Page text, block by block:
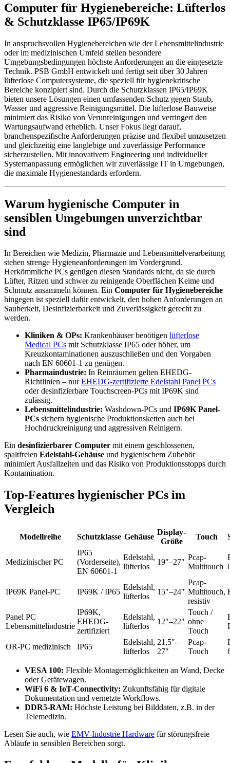
Computer für Hygienebereiche: Lüfterlos
& Schutzklasse IP65/IP69K
In anspruchsvollen Hygienebereichen wie der Lebensmittelindustrie
oder im medizinischen Umfeld stellen besondere
Umgebungsbedingungen höchste Anforderungen an die eingesetzte
Technik. PSB GmbH entwickelt und fertigt seit über 30 Jahren
lüfterlose Computersysteme, die speziell für hygienekritische
Bereiche konzipiert sind. Durch die Schutzklassen IP65/IP69K
bieten unsere Lösungen einen umfassenden Schutz gegen Staub,
Wasser und aggressive Reinigungsmittel. Die lüfterlose Bauweise
minimiert das Risiko von Verunreinigungen und verringert den
Wartungsaufwand erheblich. Unser Fokus liegt darauf,
branchenspezifische Anforderungen präzise und flexibel umzusetzen
und gleichzeitig eine langlebige und zuverlässige Performance
sicherzustellen. Mit innovativem Engineering und individueller
Systemanpassung ermöglichen wir zuverlässige IT in Umgebungen,
die maximale Hygienestandards erfordern.
Warum hygienische Computer in
sensiblen Umgebungen unverzichtbar
sind
In Bereichen wie Medizin, Pharmazie und Lebensmittelverarbeitung
stehen strenge Hygieneanforderungen im Vordergrund.
Herkömmliche PCs genügen diesen Standards nicht, da sie durch
Lüfter, Ritzen und schwer zu reinigende Oberflächen Keime und
Schmutz ansammeln können. Ein Computer für Hygienebereiche
hingegen ist speziell dafür entwickelt, den hohen Anforderungen an
Sauberkeit, Desinfizierbarkeit und Zuverlässigkeit gerecht zu
werden.
Kliniken & OPs: Krankenhäuser benötigen lüfterlose
Medical PCs mit Schutzklasse IP65 oder höher, um
Kreuzkontaminationen auszuschließen und den Vorgaben
nach EN 60601-1 zu genügen.
Pharmaindustrie: In Reinräumen gelten EHEDG-
Richtlinien – nurEHEDG-zertifizierte Edelstahl Panel PCs
oder desinfizierbare Touchscreen-PCs mit IP69K sind
zulässig.
Lebensmittelindustrie: Washdown-PCs und IP69K Panel-
PCs sichern hygienische Produktionsketten auch bei
Hochdruckreinigung und aggressiven Reinigern.
Ein desinfizierbarer Computer mit einem geschlossenen,
spaltfreien Edelstahl-Gehäuse und hygienischem Zubehör
minimiert Ausfallzeiten und das Risiko von Produktionsstopps durch
Kontamination.
Top-Features hygienischer PCs im
Vergleich
Modellreihe Schutzklasse Gehäuse
Display-
Größe
Touch
Medizinischer PC
IP65
(Vorderseite),
EN 60601-1
Edelstahl,
lüfterlos
19″–27″
Pcap-
Multitouch
IP69K Panel-PC IP69K / IP65
Edelstahl,
lüfterlos
15″–24″
Pcap-
Multitouch,
resistiv
Panel PC
Lebensmittelindustrie
IP69K,
EHEDG-
zertifiziert
Edelstahl,
lüfterlos
12″–22″
Touch /
ohne
Touch
OR-PC medizinisch IP65
Edelstahl,
lüfterlos
21,5″–
27″
Pcap-
Touch
VESA 100: Flexible Montagemöglichkeiten an Wand, Decke
oder Gerätewagen.
WiFi 6 & IoT-Connectivity: Zukunftsfähig für digitale
Dokumentation und vernetzte Workflows.
DDR5-RAM: Höchste Leistung bei Bilddaten, z.B. in der
Telemedizin.
Lesen Sie auch, wie EMV-Industrie Hardware für störungsfreie
Abläufe in sensiblen Bereichen sorgt.